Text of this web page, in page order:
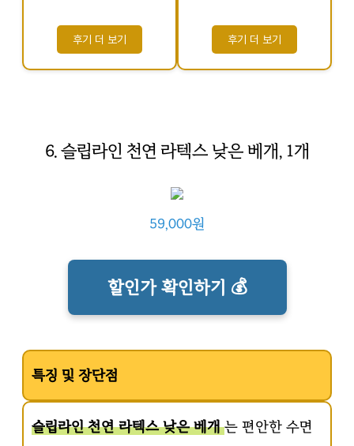
후기 더 보기 후기 더 보기
6. 슬립라인 천연 라텍스 낮은 베개, 1개
59,000원
할인가 확인하기 💰
특징 및 장단점
슬립라인 천연 라텍스 낮은 베개는 편안한 수면